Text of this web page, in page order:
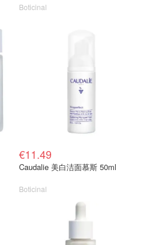
Boticinal
€11.49
Caudalie 美白洁面慕斯 50ml
Boticinal